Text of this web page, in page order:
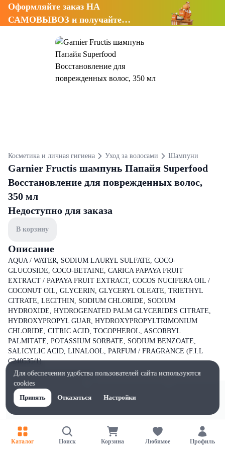
Оформляйте заказ НА
САМОВЫВОЗ и получайте
Косметика и личная гигиена Уход за волосами Шампуни
Garnier Fructis шампунь Папайя Superfood
Восстановление для поврежденных волос,
350 мл
Недоступно для заказа
В корзину
Описание
AQUA / WATER, SODIUM LAURYL SULFATE, COCO-
GLUCOSIDE, COCO-BETAINE, CARICA PAPAYA FRUIT
EXTRACT / PAPAYA FRUIT EXTRACT, COCOS NUCIFERA OIL /
COCONUT OIL, GLYCERIN, GLYCERYL OLEATE, TRIETHYL
CITRATE, LECITHIN, SODIUM CHLORIDE, SODIUM
HYDROXIDE, HYDROGENATED PALM GLYCERIDES CITRATE,
HYDROXYPROPYL GUAR, HYDROXYPROPYLTRIMONIUM
CHLORIDE, CITRIC ACID, TOCOPHEROL, ASCORBYL
PALMITATE, POTASSIUM SORBATE, SODIUM BENZOATE,
SALICYLIC ACID, LINALOOL, PARFUM / FRAGRANCE (F.I.L
C240535/1)
Каталог Поиск Корзина Любимое Профиль
Для обеспечения удобства пользователей сайта используются
cookies
Принять
Отказаться Настройки